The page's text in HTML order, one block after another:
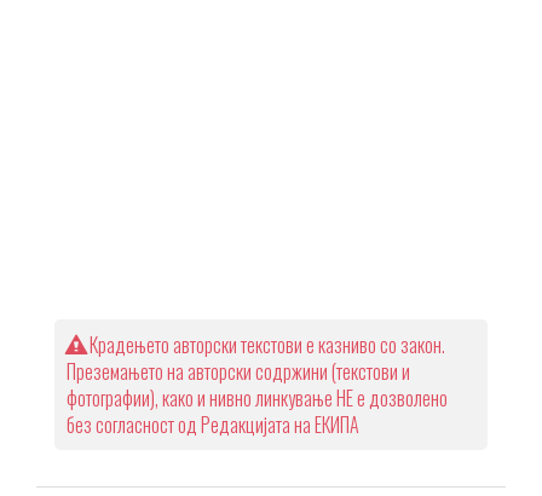
Крадењето авторски текстови е казниво со закон.
Преземањето на авторски содржини (текстови и
фотографии), како и нивно линкување НЕ е дозволено
без согласност од Редакцијата на ЕКИПА